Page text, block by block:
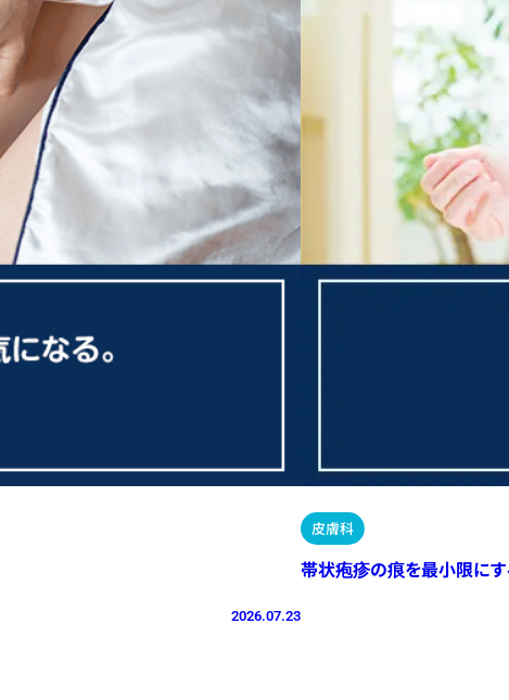
2026.07.23
皮膚科
帯状疱疹の痕を最小限にす